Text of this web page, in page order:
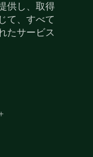
供し、取得
て、すべて
たサービス